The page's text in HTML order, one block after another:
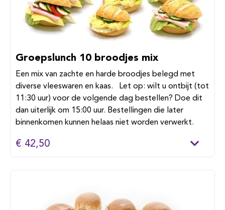
Groepslunch 10 broodjes mix
Een mix van zachte en harde broodjes belegd met
diverse vleeswaren en kaas. Let op: wilt u ontbijt (tot
11:30 uur) voor de volgende dag bestellen? Doe dit
dan uiterlijk om 15:00 uur. Bestellingen die later
binnenkomen kunnen helaas niet worden verwerkt.
€ 42,50